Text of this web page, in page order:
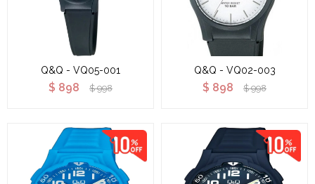
Q&Q - VQ05-001
$ 898 $ 998
Q&Q - VQ02-003
$ 898 $ 998